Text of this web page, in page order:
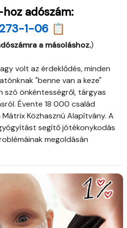
hoz adószám:
1-06 📋
a másoláshoz.)
volt az érdeklődés, minden
"benne van a keze"
szó önkéntességről, tárgyas
Évente 18 000 család
Közhasznú Alapítvány. A
segítő jótékonykodás
megoldásán